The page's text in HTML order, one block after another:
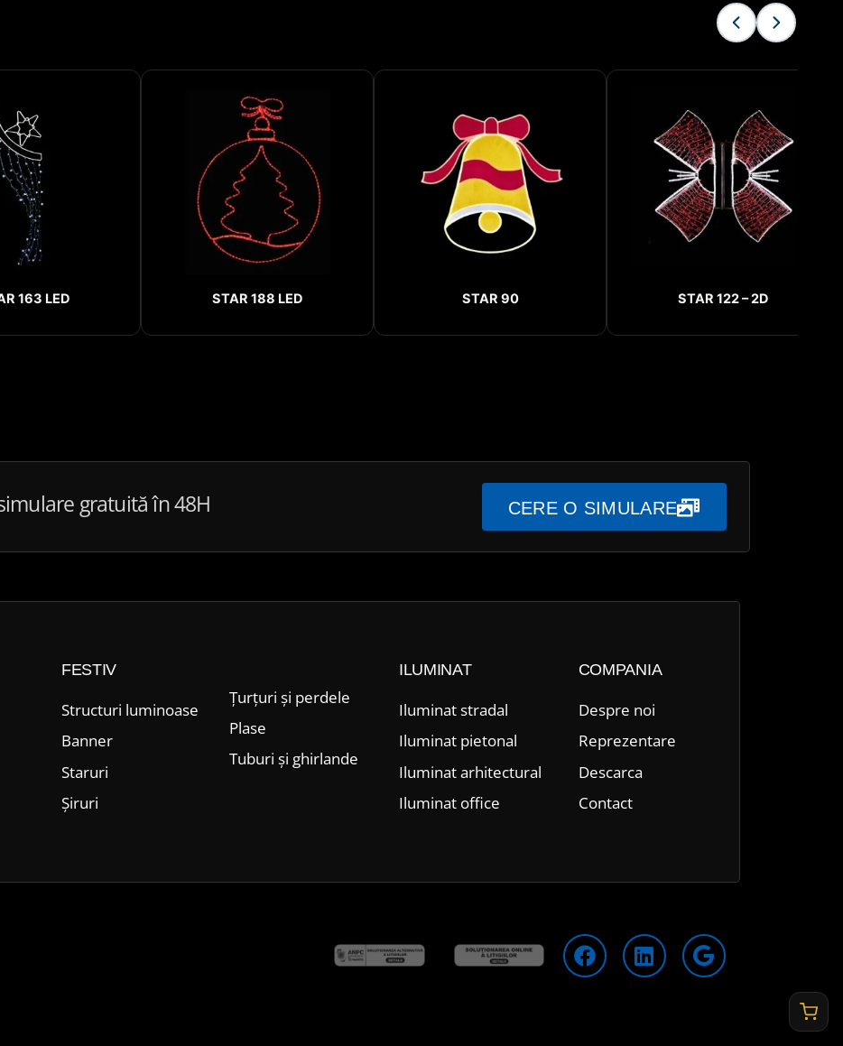
163 LED STAR 188 LED STAR 90 STAR 122 – 2D
gratuită în 48H CERE O SIMULARE
FESTIV
Structuri luminoase
Banner
Staruri
Șiruri
Țurțuri și perdele
Plase
Tuburi și ghirlande
ILUMINAT
Iluminat stradal
Iluminat pietonal
Iluminat arhitectural
Iluminat office
COMPANIA
Despre noi
Reprezentare
Descarca
Contact